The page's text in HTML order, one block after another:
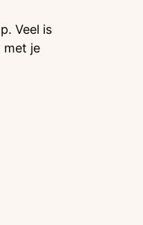
Veel is
met je